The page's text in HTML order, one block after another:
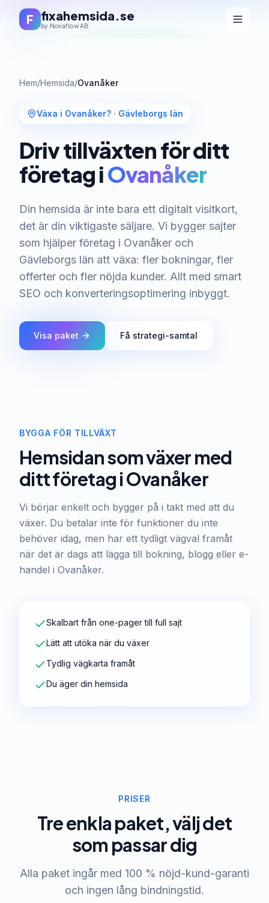
F fixahemsida.se
by Novaflow AB
Hem/Hemsida/Ovanåker
Växa i Ovanåker? · Gävleborgs län
Driv tillväxten för ditt
företag iOvanåker
Din hemsida är inte bara ett digitalt visitkort,
det är din viktigaste säljare. Vi bygger sajter
som hjälper företag i Ovanåker och
Gävleborgs län att växa: fler bokningar, fler
offerter och fler nöjda kunder. Allt med smart
SEO och konverteringsoptimering inbyggt.
Visa paket Få strategi-samtal
BYGGA FÖR TILLVÄXT
Hemsidan som växer med
ditt företag i Ovanåker
Vi börjar enkelt och bygger på i takt med att du
växer. Du betalar inte för funktioner du inte
behöver idag, men har ett tydligt vägval framåt
när det är dags att lägga till bokning, blogg eller e-
handel i Ovanåker.
Skalbart från one-pager till full sajt
Lätt att utöka när du växer
Tydlig vägkarta framåt
Du äger din hemsida
PRISER
Tre enkla paket, välj det
som passar dig
Alla paket ingår med 100 % nöjd-kund-garanti
och ingen lång bindningstid.